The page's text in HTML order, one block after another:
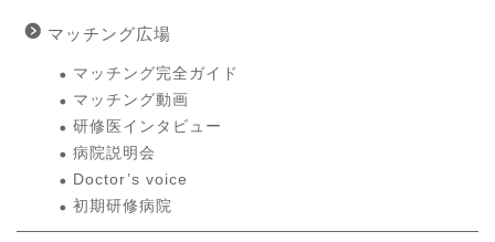
マッチング広場
マッチング完全ガイド
マッチング動画
研修医インタビュー
病院説明会
Doctor’s voice
初期研修病院